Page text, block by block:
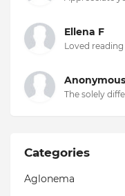
Ellena F
Loved
Anonymous
The solely
Categories
Aglonema